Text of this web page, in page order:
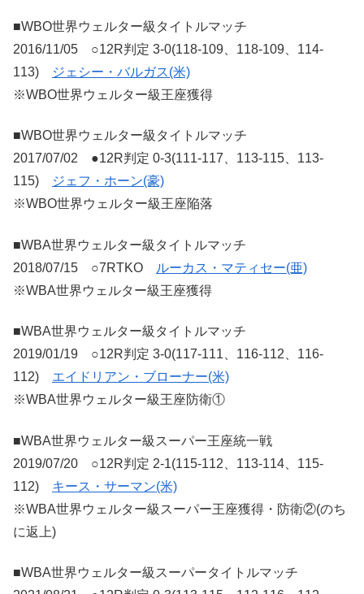
■WBO世界ウェルター級タイトルマッチ
2016/11/05 ○12R判定 3-0(118-109、118-109、114-
113)
ジェシー・バルガス(米)
※WBO世界ウェルター級王座獲得
■WBO世界ウェルター級タイトルマッチ
2017/07/02 ●12R判定 0-3(111-117、113-115、113-
115)
ジェフ・ホーン(豪)
※WBO世界ウェルター級王座陥落
■WBA世界ウェルター級タイトルマッチ
2018/07/15 ○7RTKO
ルーカス・マティセー(亜)
※WBA世界ウェルター級王座獲得
■WBA世界ウェルター級タイトルマッチ
2019/01/19 ○12R判定 3-0(117-111、116-112、116-
112) エイドリアン・ブローナー(米)
※WBA世界ウェルター級王座防衛①
■WBA世界ウェルター級スーパー王座統一戦
2019/07/20 ○12R判定 2-1(115-112、113-114、115-
112) キース・サーマン(米)
※WBA世界ウェルター級スーパー王座獲得・防衛②(のち
に返上)
■WBA世界ウェルター級スーパータイトルマッチ